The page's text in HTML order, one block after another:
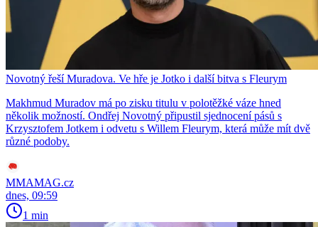
Novotný řeší Muradova. Ve hře je Jotko i další bitva s Fleurym
Makhmud Muradov má po zisku titulu v polotěžké váze hned
několik možností. Ondřej Novotný připustil sjednocení pásů s
Krzysztofem Jotkem i odvetu s Willem Fleurym, která může mít dvě
různé podoby.
MMAMAG.cz
dnes, 09:59
1 min